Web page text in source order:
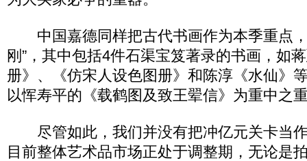
中国嘉德同样把古代书画作为本季重点，
刚”，其中包括4件石渠宝笈著录的书画，如
册》、《仿宋人设色图册》和陈淳《水仙》
以恽寿平的《载鹤图及致王翚信》为重中之
尽管如此，我们并没有把冲亿元关卡当
目前整体艺术品市场正处于调整期，无论是